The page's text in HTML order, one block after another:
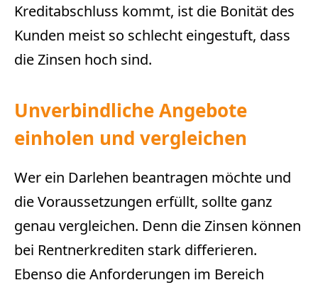
Kreditabschluss kommt, ist die Bonität des
Kunden meist so schlecht eingestuft, dass
die Zinsen hoch sind.
Unverbindliche Angebote
einholen und vergleichen
Wer ein Darlehen beantragen möchte und
die Voraussetzungen erfüllt, sollte ganz
genau vergleichen. Denn die Zinsen können
bei Rentnerkrediten stark differieren.
Ebenso die Anforderungen im Bereich